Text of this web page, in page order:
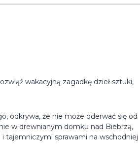
wakacyjną zagadkę dzieł sztuki,
odkrywa, że nie może oderwać się od
w drewnianym domku nad Biebrzą,
tajemniczymi sprawami na wschodniej